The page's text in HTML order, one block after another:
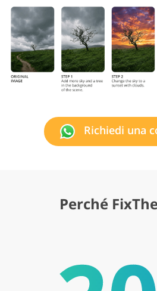
Richiedi una
Perché